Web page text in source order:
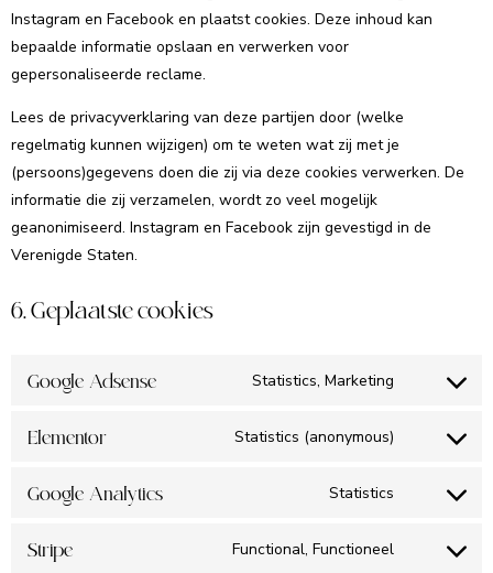
Instagram en Facebook en plaatst cookies. Deze inhoud kan
bepaalde informatie opslaan en verwerken voor
gepersonaliseerde reclame.
Lees de privacyverklaring van deze partijen door (welke
regelmatig kunnen wijzigen) om te weten wat zij met je
(persoons)gegevens doen die zij via deze cookies verwerken. De
informatie die zij verzamelen, wordt zo veel mogelijk
geanonimiseerd. Instagram en Facebook zijn gevestigd in de
Verenigde Staten.
6. Geplaatste cookies
Google Adsense Statistics, Marketing
Elementor Statistics (anonymous)
Google Analytics Statistics
Stripe Functional, Functioneel